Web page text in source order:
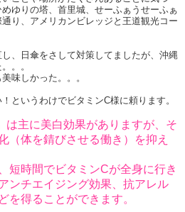
ゆりの塔、首里城、せーふぁうせーふぁ
り、アメリカンビレッジと王道観光コー
、日傘をさして対策してましたが、沖縄
。。
味しかった。。。
というわけでビタミンC様に頼ります。
は主に美白効果がありますが、そ
（体を錆びさせる働き）を抑え
短時間でビタミンCが全身に行き
ンチエイジング効果、抗アレル
を得ることができます。